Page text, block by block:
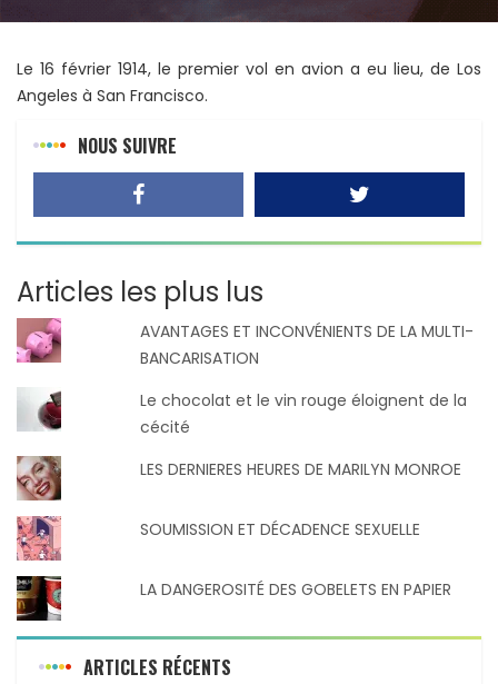
Le 16 février 1914, le premier vol en avion a eu lieu, de Los
Angeles à San Francisco.
NOUS SUIVRE
Articles les plus lus
AVANTAGES ET INCONVÉNIENTS DE LA MULTI-
BANCARISATION
Le chocolat et le vin rouge éloignent de la
cécité
LES DERNIERES HEURES DE MARILYN MONROE
SOUMISSION ET DÉCADENCE SEXUELLE
LA DANGEROSITÉ DES GOBELETS EN PAPIER
ARTICLES RÉCENTS